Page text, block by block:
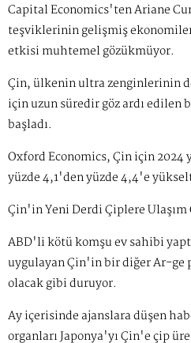
Capital Economics'ten Ariane
teşviklerinin gelişmiş
etkisi muhtemel gözükmüyor.
Çin, ülkenin ultra zenginlerinin
için uzun süredir göz ardı edilen
başladı.
Oxford Economics, Çin için 2024
yüzde 4,1'den yüzde 4,4'e
Çin'in Yeni Derdi Çiplere Ulaşım
ABD'li kötü komşu ev sahibi
uygulayan Çin'in bir diğer Ar-
olacak gibi duruyor.
Ay içerisinde ajanslara düşen
organları Japonya'yı Çin'e çip